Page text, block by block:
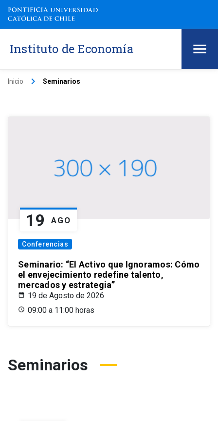
Instituto de Economía
Inicio keyboard_arrow_right Seminarios
19 AGO
Conferencias
Seminario: “El Activo que Ignoramos: Cómo
el envejecimiento redefine talento,
mercados y estrategia”
19 de Agosto de 2026
09:00 a 11:00 horas
Seminarios